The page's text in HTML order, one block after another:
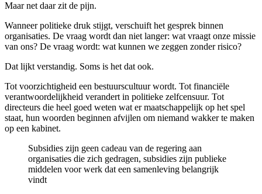
Maar net daar zit de pijn.
Wanneer politieke druk stijgt, verschuift het gesprek binnen
organisaties. De vraag wordt dan niet langer: wat vraagt onze missie
van ons? De vraag wordt: wat kunnen we zeggen zonder risico?
Dat lijkt verstandig. Soms is het dat ook.
Tot voorzichtigheid een bestuurscultuur wordt. Tot financiële
verantwoordelijkheid verandert in politieke zelfcensuur. Tot
directeurs die heel goed weten wat er maatschappelijk op het spel
staat, hun woorden beginnen afvijlen om niemand wakker te maken
op een kabinet.
Subsidies zijn geen cadeau van de regering aan
organisaties die zich gedragen, subsidies zijn publieke
middelen voor werk dat een samenleving belangrijk
vindt